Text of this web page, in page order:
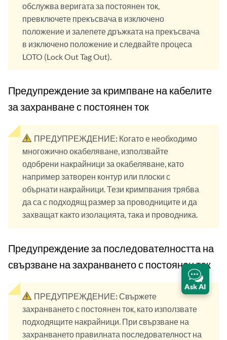
обслужва веригата за постоянен ток,
превключете прекъсвача в изключено
положение и залепете дръжката на прекъсвача
в изключено положение и следвайте процеса
LOTO (Lock Out Tag Out).
Предупреждение за кримпване на кабелите
за захранване с постоянен ток
ПРЕДУПРЕЖДЕНИЕ: Когато е необходимо
многожично окабеляване, използвайте
одобрени накрайници за окабеляване, като
например затворен контур или плоски с
обърнати накрайници. Тези кримпвания трябва
да са с подходящ размер за проводниците и да
захващат както изолацията, така и проводника.
Предупреждение за последователността на
свързване на захранването с постоянен ток
ПРЕДУПРЕЖДЕНИЕ:Свържете
захранването с постоянен ток, като използвате
подходящите накрайници. При свързване на
захранването правилната последователност на
Ask AI